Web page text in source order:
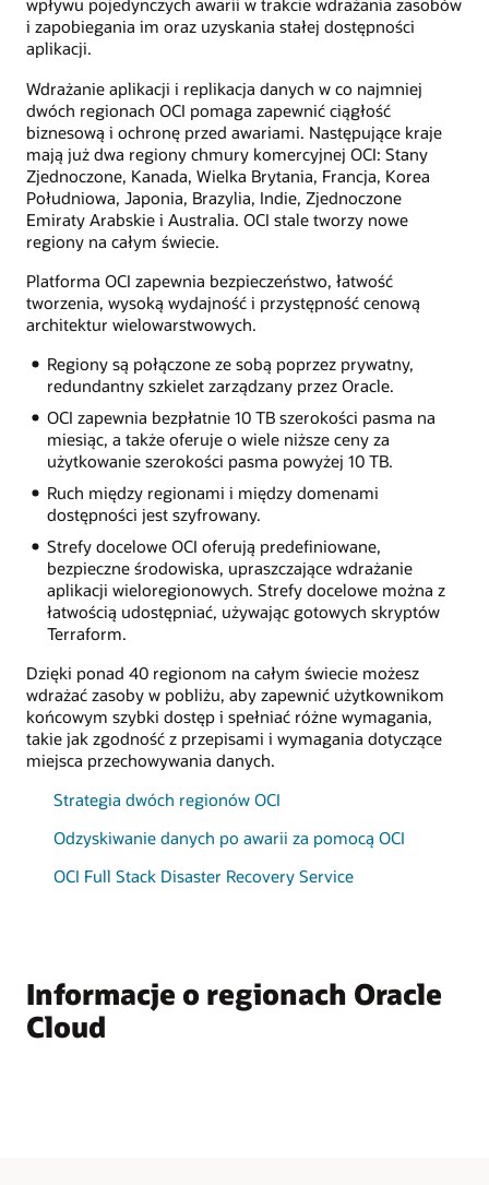
wpływu pojedynczych awarii w trakcie wdrażania zasobów
i zapobiegania im oraz uzyskania stałej dostępności
aplikacji.
Wdrażanie aplikacji i replikacja danych w co najmniej
dwóch regionach OCI pomaga zapewnić ciągłość
biznesową i ochronę przed awariami. Następujące kraje
mają już dwa regiony chmury komercyjnej OCI: Stany
Zjednoczone, Kanada, Wielka Brytania, Francja, Korea
Południowa, Japonia, Brazylia, Indie, Zjednoczone
Emiraty Arabskie i Australia. OCI stale tworzy nowe
regiony na całym świecie.
Platforma OCI zapewnia bezpieczeństwo, łatwość
tworzenia, wysoką wydajność i przystępność cenową
architektur wielowarstwowych.
Regiony są połączone ze sobą poprzez prywatny,
redundantny szkielet zarządzany przez Oracle.
OCI zapewnia bezpłatnie 10 TB szerokości pasma na
miesiąc, a także oferuje o wiele niższe ceny za
użytkowanie szerokości pasma powyżej 10 TB.
Ruch między regionami i między domenami
dostępności jest szyfrowany.
Strefy docelowe OCI oferują predefiniowane,
bezpieczne środowiska, upraszczające wdrażanie
aplikacji wieloregionowych. Strefy docelowe można z
łatwością udostępniać, używając gotowych skryptów
Terraform.
Dzięki ponad 40 regionom na całym świecie możesz
wdrażać zasoby w pobliżu, aby zapewnić użytkownikom
końcowym szybki dostęp i spełniać różne wymagania,
takie jak zgodność z przepisami i wymagania dotyczące
miejsca przechowywania danych.
Strategia dwóch regionów OCI
Odzyskiwanie danych po awarii za pomocą OCI
OCI Full Stack Disaster Recovery Service
Informacje o regionach Oracle
Cloud